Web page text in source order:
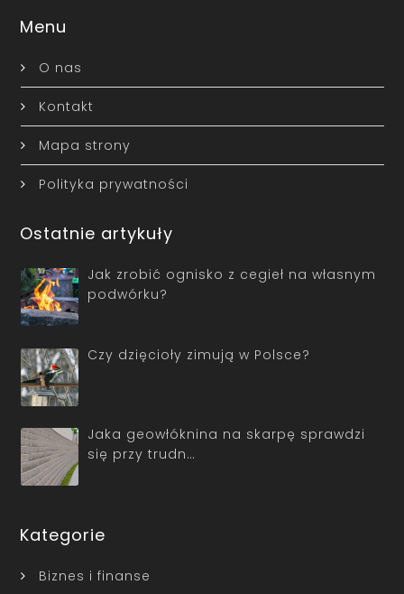
Menu
O nas
Kontakt
Mapa strony
Polityka prywatności
Ostatnie artykuły
Jak zrobić ognisko z cegieł na własnym
podwórku?
Czy dzięcioły zimują w Polsce?
Jaka geowłóknina na skarpę sprawdzi
się przy trudn…
Kategorie
Biznes i finanse